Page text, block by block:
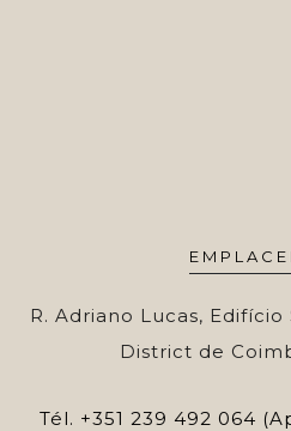
R. Adriano Lucas, Edifício
District de
Tél. +351 239 492 064